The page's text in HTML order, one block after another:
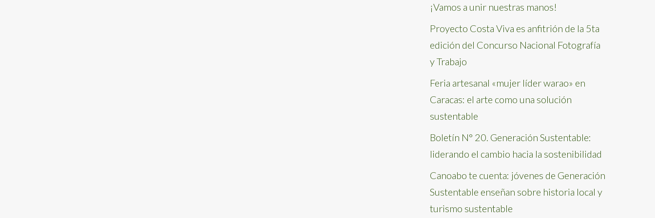
¡Vamos a unir nuestras manos!
Proyecto Costa Viva es anfitrión de la 5ta
edición del Concurso Nacional Fotografía
y Trabajo
Feria artesanal «mujer líder warao» en
Caracas: el arte como una solución
sustentable
Boletín N° 20. Generación Sustentable:
liderando el cambio hacia la sostenibilidad
Canoabo te cuenta: jóvenes de Generación
Sustentable enseñan sobre historia local y
turismo sustentable